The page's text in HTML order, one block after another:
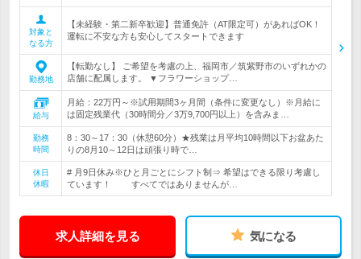
対象と
なる方
【未経験・第二新卒歓迎】普通免許（AT限定可）があればOK！
運転に不安な方も安心してスタートできます
勤務地
【転勤なし】 ご希望を考慮の上、福岡市／筑紫野市のいずれかの
店舗に配属します。 ▼フラワーショップ…
給与
月給：22万円～※試用期間3ヶ月間（条件に変更なし）※月給に
は固定残業代（30時間分／3万9,700円以上）を含みま…
勤務
時間
8：30～17：30（休憩60分）★残業は月平均10時間以下お盆あた
りの8月10～12日は頑張り時で…
休日
休暇
# 月9日休み※ひと月ごとにシフト制⇒ 希望はできる限り考慮し
ています！ すべてではありませんが…
求人詳細を見る 気になる